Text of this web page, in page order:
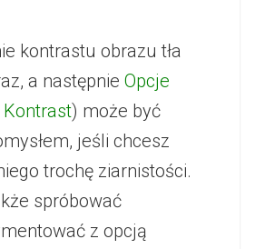
kontrastu obrazu tła
a następnieOpcje
) może być
jeśli chcesz
trochę ziarnistości.
spróbować
z opcją